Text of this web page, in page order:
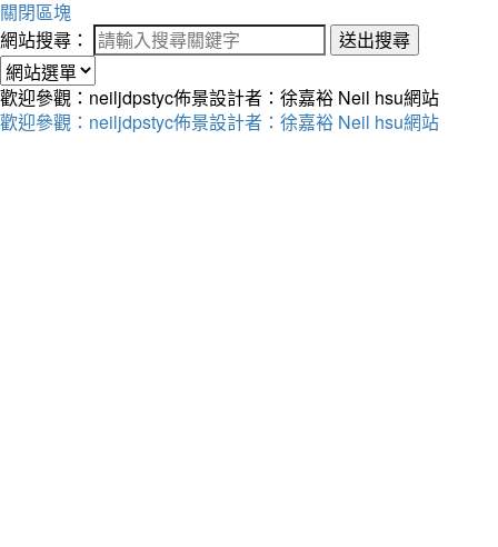
關閉區塊
網站搜尋：
送出搜尋
歡迎參觀：neiljdpstyc佈景設計者：徐嘉裕 Neil hsu網站
歡迎參觀：neiljdpstyc佈景設計者：徐嘉裕 Neil hsu網站